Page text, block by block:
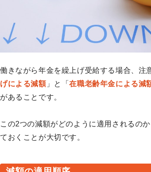
働きながら年金を繰上げ受給する場合、注
げによる減額」と「在職老齢年金による減
があることです。
この2つの減額がどのように適用されるの
ておくことが大切です。